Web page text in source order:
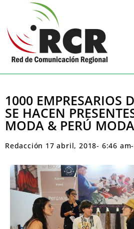
1000 EMPRESARIOS
SE HACEN
MODA & PERÚ
Redacción 17 abril, 2018- 6:46 am-